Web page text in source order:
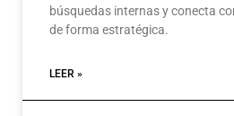
búsquedas internas y conecta
de forma estratégica.
LEER »